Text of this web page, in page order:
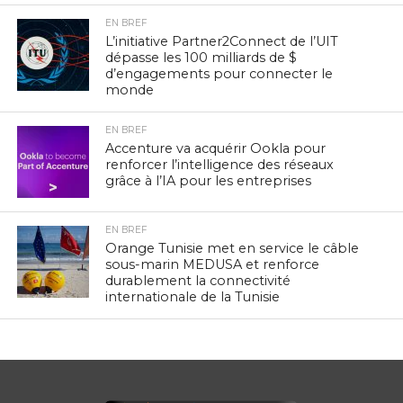
EN BREF
L’initiative Partner2Connect de l’UIT
dépasse les 100 milliards de $
d’engagements pour connecter le
monde
EN BREF
Accenture va acquérir Ookla pour
renforcer l’intelligence des réseaux
grâce à l’IA pour les entreprises
EN BREF
Orange Tunisie met en service le câble
sous-marin MEDUSA et renforce
durablement la connectivité
internationale de la Tunisie